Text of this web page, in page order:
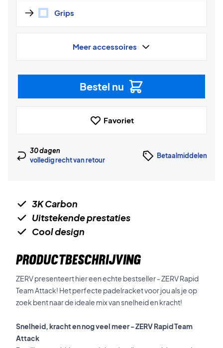
Grips
Meer accessoires
Bestel nu
Favoriet
30 dagen
volledig recht van retour
Betaalmiddelen
3K Carbon
Uitstekende prestaties
Cool design
PRODUCTBESCHRIJVING
ZERV presenteert hier een echte bestseller - ZERV Rapid
Team Attack! Het perfecte padelracket voor jou als je op
zoek bent naar de ideale mix van snelheid en kracht!
Snelheid, kracht en nog veel meer - ZERV Rapid Team
Attack